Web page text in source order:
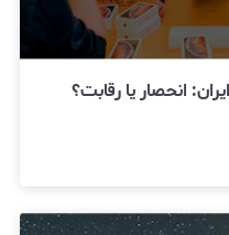
انحصار یا رقابت؟